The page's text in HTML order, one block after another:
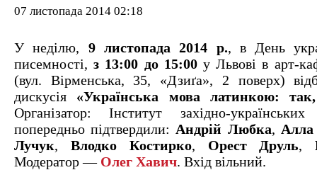
07 листопада 2014 02:18
У неділю, 9 листопада 2014 р., в День
писемності,з 13:00 до 15:00у Львові в арт-
(вул. Вірменська, 35, «Дзиґа», 2 поверх)
дискусія «Українська мова латинкою:
Організатор: Інститут західно-
попередньо підтвердили: Андрій Любка, Алла
Лучук, Влодко Костирко, Орест Друль,
Модератор — Олег Хавич. Вхід вільний.